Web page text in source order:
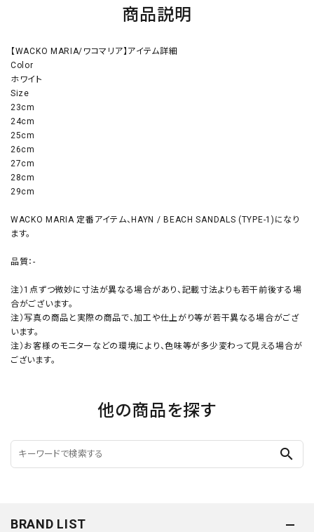
商品説明
【WACKO MARIA/ワコマリア】アイテム詳細
Color
ホワイト
Size
23cm
24cm
25cm
26cm
27cm
28cm
29cm
WACKO MARIA 定番アイテム、HAYN / BEACH SANDALS (TYPE-1)になり
ます。
品質：-
注）1点ずつ微妙に寸法が異なる場合があり、記載寸法よりも若干前後する場
合がございます。
注）写真の商品と実際の商品で、加工や仕上がり等が若干異なる場合がござ
います。
注）お客様のモニターなどの環境により、色味等が多少変わって見える場合が
ございます。
他の商品を探す
search
BRAND LIST